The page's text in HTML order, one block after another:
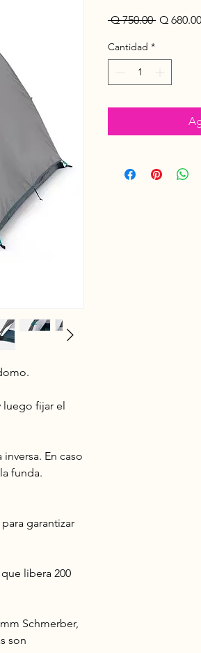
luego fijar el
En caso
funda.
garantizar
libera 200
Schmerber,
son
Q 750.00 Precio
Q 680.00
Cantidad *